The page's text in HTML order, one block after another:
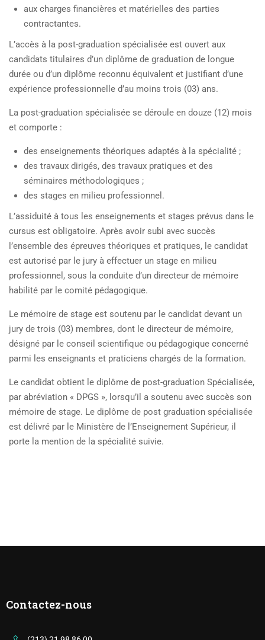
aux charges financières et matérielles des parties
contractantes.
L’accès à la post-graduation spécialisée est ouvert aux
candidats titulaires d’un diplôme de graduation de longue
durée ou d’un diplôme reconnu équivalent et justifiant d’une
expérience professionnelle d’au moins trois (03) ans.
La post-graduation spécialisée se déroule en douze (12) mois
et comporte :
des enseignements théoriques adaptés à la spécialité ;
des travaux dirigés, des travaux pratiques et des
séminaires méthodologiques ;
des stages en milieu professionnel.
L’assiduité à tous les enseignements et stages prévus dans le
cursus est obligatoire. Après avoir subi avec succès
l’ensemble des épreuves théoriques et pratiques, le candidat
est autorisé par le jury à effectuer un stage en milieu
professionnel, sous la conduite d’un directeur de mémoire
habilité par le comité pédagogique.
Le mémoire de stage est soutenu par le candidat devant un
jury de trois (03) membres, dont le directeur de mémoire,
désigné par le conseil scientifique ou pédagogique concerné
parmi les enseignants et praticiens chargés de la formation.
Le candidat obtient le diplôme de post-graduation Spécialisée,
par abréviation « DPGS », lorsqu’il a soutenu avec succès son
mémoire de stage. Le diplôme de post graduation spécialisée
est délivré par le Ministère de l’Enseignement Supérieur, il
porte la mention de la spécialité suivie.
Contactez-nous